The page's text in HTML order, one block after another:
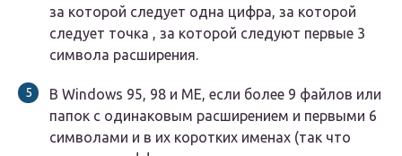
за которой следует одна цифра, за которой
следует точка , за которой следуют первые 3
символа расширения.
В Windows 95, 98 и ME, если более 9 файлов или
папок с одинаковым расширением и первыми 6
символами и в их коротких именах (так что